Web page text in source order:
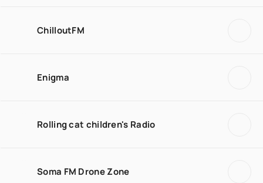
ChilloutFM
Enigma
Rolling cat children's Radio
Soma FM Drone Zone